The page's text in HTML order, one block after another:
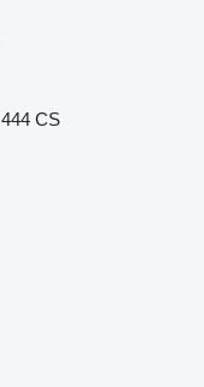
444 CS